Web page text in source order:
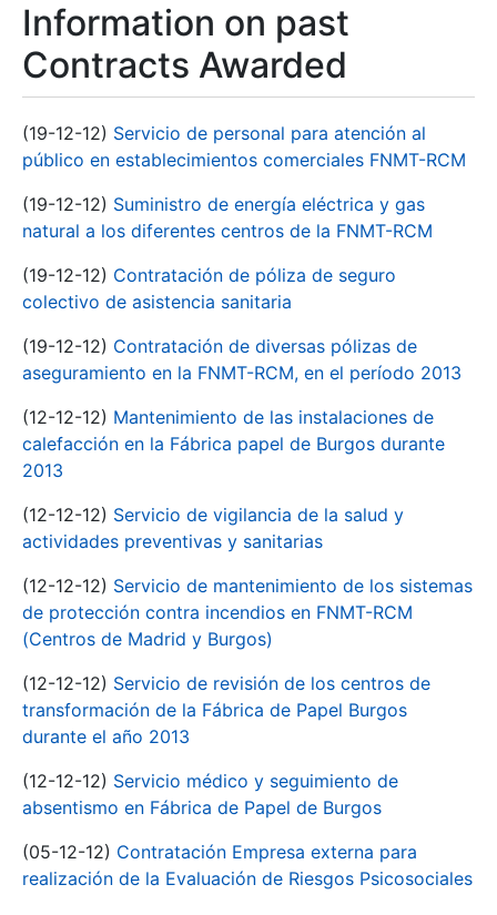
Information on past
Contracts Awarded
(19-12-12) Servicio de personal para atención al
público en establecimientos comerciales FNMT-RCM
(19-12-12) Suministro de energía eléctrica y gas
natural a los diferentes centros de la FNMT-RCM
(19-12-12) Contratación de póliza de seguro
colectivo de asistencia sanitaria
(19-12-12) Contratación de diversas pólizas de
aseguramiento en la FNMT-RCM, en el período 2013
(12-12-12) Mantenimiento de las instalaciones de
calefacción en la Fábrica papel de Burgos durante
2013
(12-12-12) Servicio de vigilancia de la salud y
actividades preventivas y sanitarias
(12-12-12) Servicio de mantenimiento de los sistemas
de protección contra incendios en FNMT-RCM
(Centros de Madrid y Burgos)
(12-12-12) Servicio de revisión de los centros de
transformación de la Fábrica de Papel Burgos
durante el año 2013
(12-12-12) Servicio médico y seguimiento de
absentismo en Fábrica de Papel de Burgos
(05-12-12) Contratación Empresa externa para
realización de la Evaluación de Riesgos Psicosociales